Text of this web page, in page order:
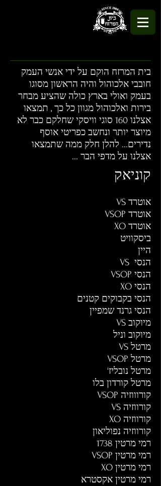
בית המרזח הוקם על ידי אנשי העמק
חובבי אלכוהול והיה הראשון מסוגו
בעמק ואולי בארץ כולה שהציע מבחר
בירות ואלכוהול מגוון כל כך , תמצאו
אצלנו 160 סוגי וויסקי שחלקם כבר לא
מיוצר יותר ונחשב כפריטי אוסף
נדירים... להלן חלק ממה שתמצאו
אצלנו על מדפי הבר ...
קוניאק
אוטרד VS
אוטרד VSOP
אוטרד XO
ביסקוויט
היין
הנסי VS
הנסי VSOP
הנסי XO
הנסי בקבוקים קטנים
הנסי גרנד שמפיין
מיוקוב VS
מיוקוב וניל
מרטל VS
מרטל VSOP
מרטל נובליז'
מרטל קורדון בלו
קורוווזיה VSOP
קורווזיה VS
קורווזיה XO
קורווזיה נפוליאון
רמי מרטין 1738
רמי מרטין VSOP
רמי מרטין XO
רמי מרטין אקסטרא